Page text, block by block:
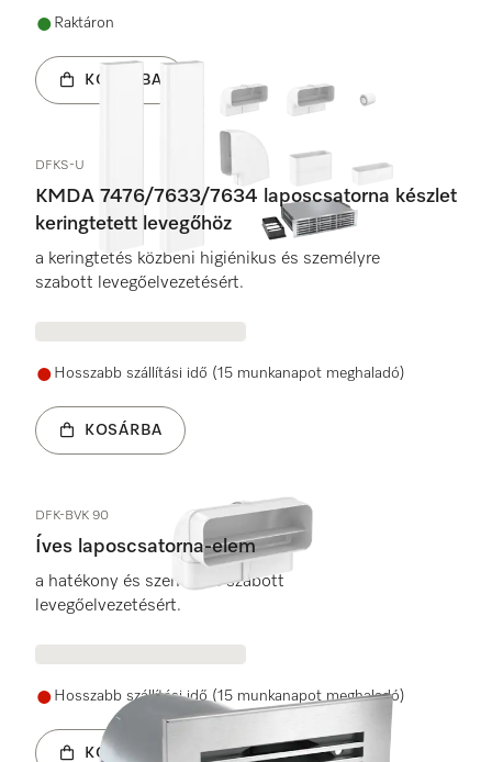
Raktáron
KOSÁRBA
DFKS-U
KMDA 7476/7633/7634 laposcsatorna készlet
keringtetett levegőhöz
a keringtetés közbeni higiénikus és személyre
szabott levegőelvezetésért.
Hosszabb szállítási idő (15 munkanapot meghaladó)
KOSÁRBA
DFK-BVK 90
Íves laposcsatorna-elem
a hatékony és személyre szabott
levegőelvezetésért.
Hosszabb szállítási idő (15 munkanapot meghaladó)
KOSÁRBA